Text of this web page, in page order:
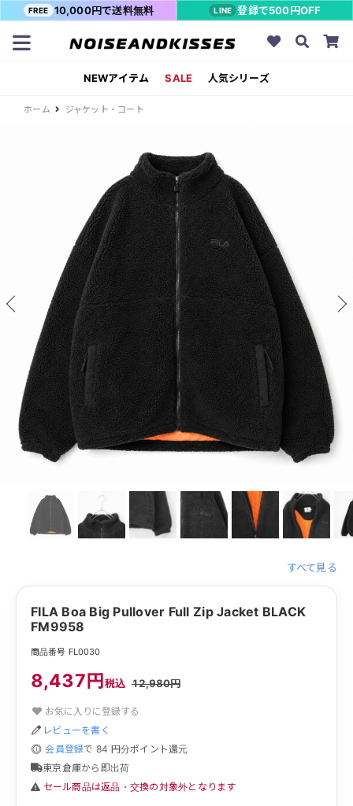
FREE 10,000円で送料無料 LINE 登録で500円OFF
NEWアイテム SALE 人気シリーズ
ホーム ジャケット・コート
すべて見る
FILA Boa Big Pullover Full Zip Jacket BLACK
FM9958
商品番号 FL0030
8,437円税込 12,980円
お気に入りに登録する
レビューを書く
会員登録で 84 円分ポイント還元
東京倉庫から即出荷
セール商品は返品・交換の対象外となります